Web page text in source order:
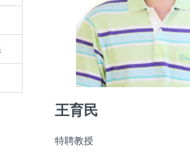
王育民
特聘教授